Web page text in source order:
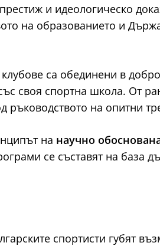
и идеологическо
на образованието и
са обединени в
своя спортна школа. От
на опитни
на научно
се съставят на база
спортисти губят